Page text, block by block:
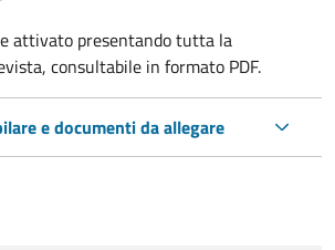
attivato presentando tutta la
consultabile in formato PDF.
e documenti da allegare